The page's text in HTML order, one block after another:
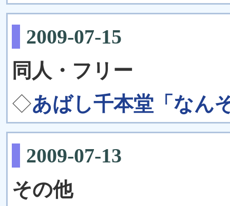
2009-07-15
同人・フリー
◇あばし千本堂「なん
2009-07-13
その他